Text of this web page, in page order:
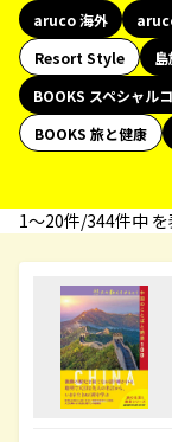
aruco 海外
Resort Style
BOOKS スペシャル
BOOKS 旅と健康
1〜20件/344件中